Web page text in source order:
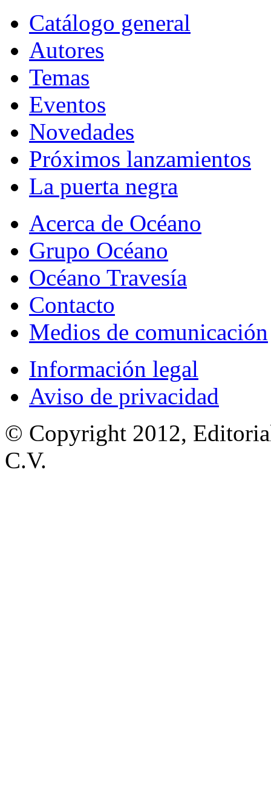
Catálogo general
Autores
Temas
Eventos
Novedades
Próximos lanzamientos
La puerta negra
Acerca de Océano
Grupo Océano
Océano Travesía
Contacto
Medios de comunicación
Información legal
Aviso de privacidad
© Copyright 2012,
C.V.